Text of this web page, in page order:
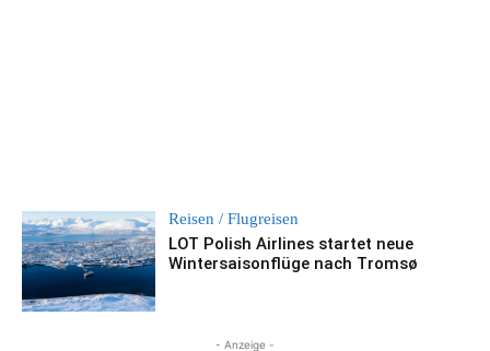
Reisen / Flugreisen
LOT Polish Airlines startet neue
Wintersaisonflüge nach Tromsø
- Anzeige -